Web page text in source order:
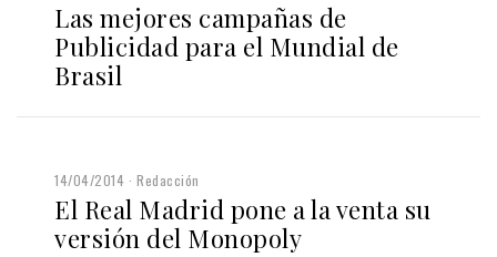
Las mejores campañas de
Publicidad para el Mundial de
Brasil
14/04/2014 Redacción
El Real Madrid pone a la venta su
versión del Monopoly